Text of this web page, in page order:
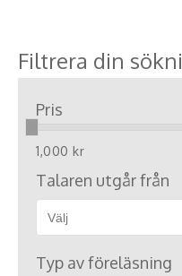
Filtrera din
Pris
1,000 kr
Talaren utgår från
Typ av föreläsning